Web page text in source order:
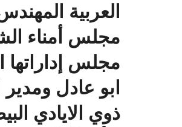
العربية
مجلس أمناء
مجلس
ابو عادل
ذوي الايادي